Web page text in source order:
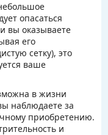
опасаться
вы оказываете
его
сетку), это
ваше
в жизни
наблюдаете за
приобретению.
и